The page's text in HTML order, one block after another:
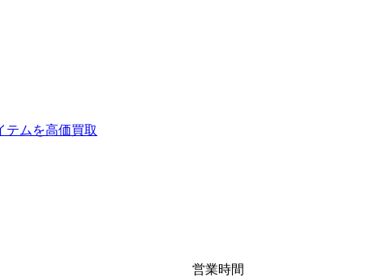
テムを高価買取
営業時間